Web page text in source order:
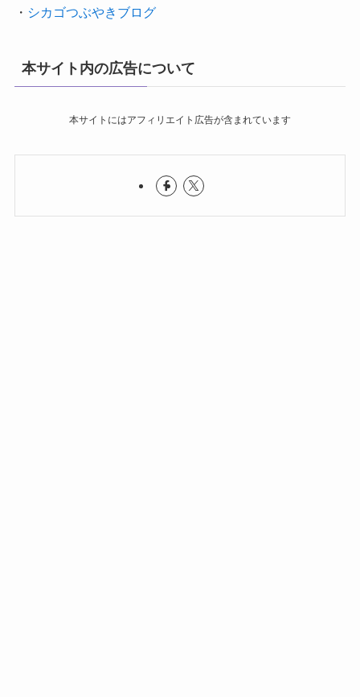
・ シカゴつぶやきブログ
本サイト内の広告について
本サイトにはアフィリエイト広告が含まれています